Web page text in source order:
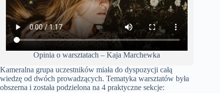
Opinia o warsztatach – Kaja Marchewka
Kameralna grupa uczestników miała do dyspozycji całą
wiedzę od dwóch prowadzących. Tematyka warsztatów była
obszerna i została podzielona na 4 praktyczne sekcje: